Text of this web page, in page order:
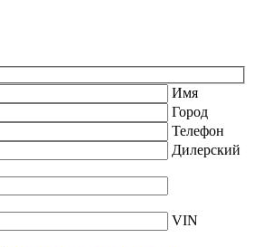
Имя
Город
Телефон
Дилерский
VIN